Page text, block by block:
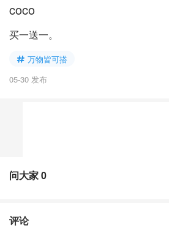
coco
买一送一。
万物皆可搭
05-30 发布
问大家0
评论